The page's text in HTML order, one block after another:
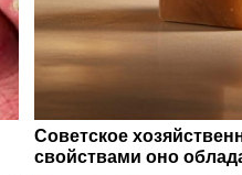
Советское
свойствами оно